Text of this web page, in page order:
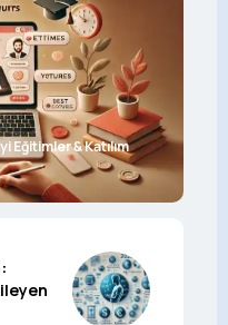
Eğitimler & Katılım